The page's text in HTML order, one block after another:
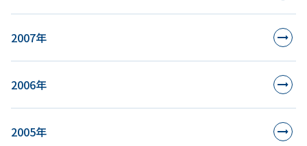
2007年
2006年
2005年